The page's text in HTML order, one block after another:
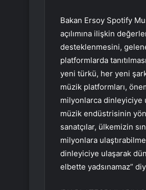
Bakan Ersoy Spotify
açılımına ilişkin
desteklenmesini,
platformlarda
yeni türkü, her yeni
müzik platformları,
milyonlarca dinleyiciye
müzik endüstrisinin
sanatçılar, ülkemizin
milyonlara
dinleyiciye ulaşarak
elbette yadsınamaz”